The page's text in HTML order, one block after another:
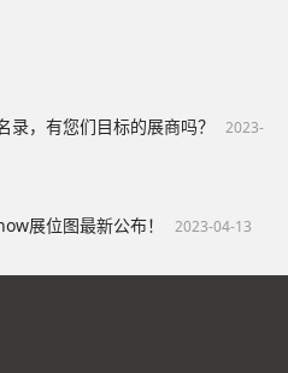
录，有您们目标的展商吗？ 2023-
展位图最新公布！ 2023-04-13